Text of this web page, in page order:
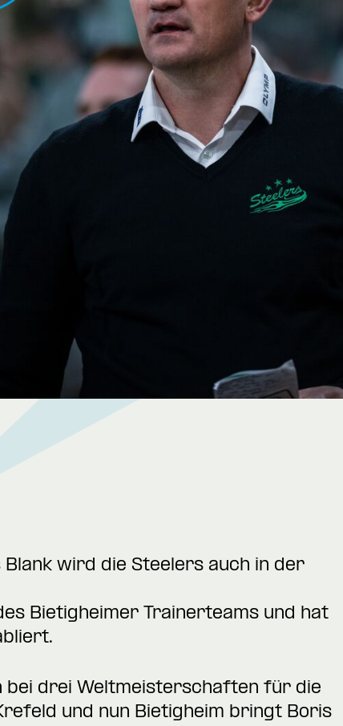
wird die Steelers auch in der
Bietigheimer Trainerteams und hat
bei drei Weltmeisterschaften für die
und nun Bietigheim bringt Boris